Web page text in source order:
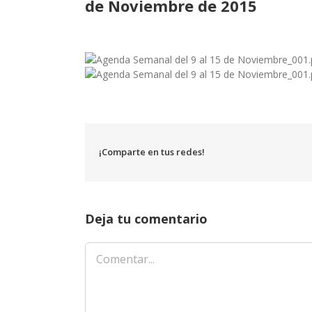
de Noviembre de 2015
¡Comparte en tus redes!
Deja tu comentario
Comentar